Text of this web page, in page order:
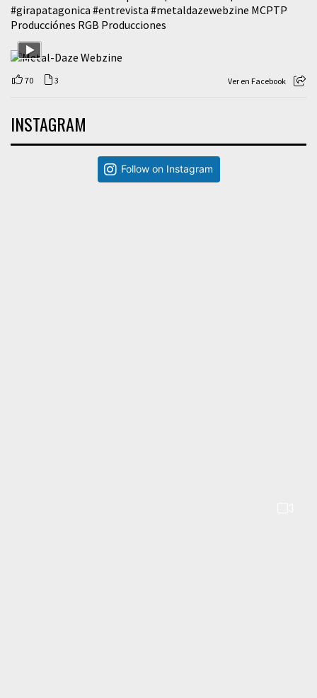
#girapatagonica #entrevista #metaldazewebzine MCPTP
Producciónes RGB Producciones
70 3 Ver en Facebook
INSTAGRAM
Follow on Instagram